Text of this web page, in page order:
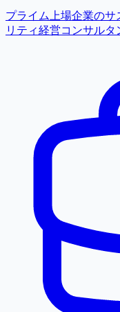
プライム上場企業の
リティ経営コンサルタ